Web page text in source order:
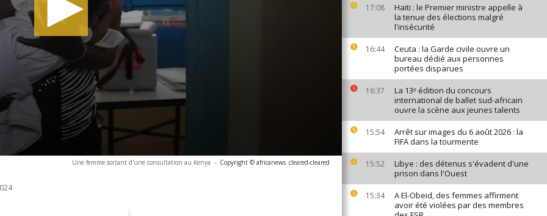
17:08
Haïti : le Premier ministre appelle à
la tenue des élections malgré
l'insécurité
16:44
Ceuta : la Garde civile ouvre un
bureau dédié aux personnes
portées disparues
16:37
La 13ᵉ édition du concours
international de ballet sud-africain
ouvre la scène aux jeunes talents
15:54
Arrêt sur images du 6 août 2026 : la
FIFA dans la tourmente
15:52
Libye : des détenus s'évadent d'une
prison dans l'Ouest
15:34
A El-Obeid, des femmes affirment
avoir été violées par des membres
Une femme sortant d'une consultation au Kenya - Copyright © africanews cleared-cleared